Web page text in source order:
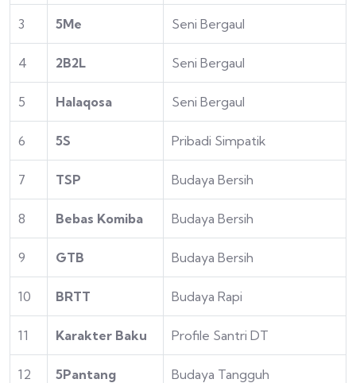
3 5Me Seni Bergaul
4 2B2L Seni Bergaul
5 Halaqosa Seni Bergaul
6 5S Pribadi Simpatik
7 TSP Budaya Bersih
8 Bebas Komiba Budaya Bersih
9 GTB Budaya Bersih
10 BRTT Budaya Rapi
11 Karakter Baku Profile Santri DT
12 5Pantang Budaya Tangguh